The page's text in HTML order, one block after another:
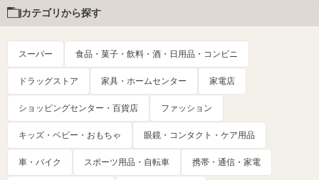
カテゴリから探す
スーパー 食品・菓子・飲料・酒・日用品・コンビニ
ドラッグストア 家具・ホームセンター 家電店
ショッピングセンター・百貨店 ファッション
キッズ・ベビー・おもちゃ 眼鏡・コンタクト・ケア用品
車・バイク スポーツ用品・自転車 携帯・通信・家電